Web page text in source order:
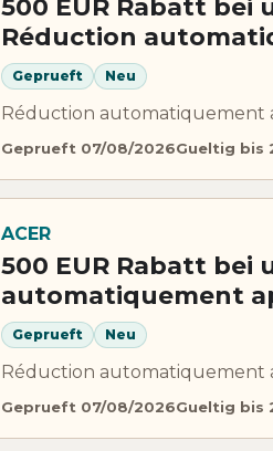
500 EUR Rabatt
Réduction
Geprueft Neu
Réduction automatiquement
Geprueft 07/08/2026Gueltig bis
ACER
500 EUR Rabatt bei
automatiquement
Geprueft Neu
Réduction automatiquement
Geprueft 07/08/2026Gueltig bis